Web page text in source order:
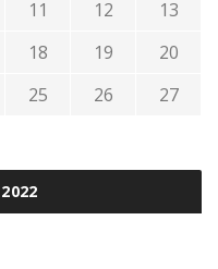
11 12
13
18 19
20
25 26
27